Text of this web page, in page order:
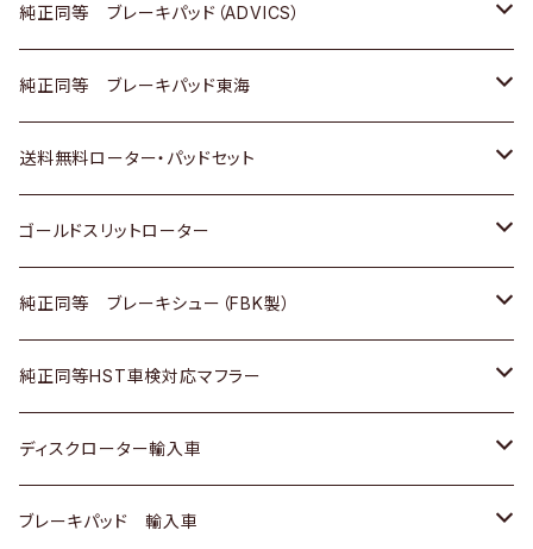
三菱
スバル
日野
三菱ふそう
ＢＭＷ
マツダ
三菱
日野
三菱ふそう
三菱
日野
三菱ふそう
その他
ダイハツ
マツダ
三菱
スバル
日産
いすゞ
ダイハツ
マツダ
三菱
スバル
いすゞ
ダイハツ
マツダ
三菱
ホンダ
スズキ
日産
ダイハツ
マツダ
三菱
スバル
トヨタ
ホンダ
スズキ
日産
いすゞ
ダイハツ
マツダ
三菱
純正同等 ブレーキパッド（ADVICS）
トヨタ
ホンダ
スズキ
日産
ダイハツ
マツダ
三菱
純正同等 ブレーキパッド東海
トヨタ
ホンダ
日産
いすゞ
ダイハツ
マツダ
送料無料ローター・パッドセット
トヨタ
ホンダ
スズキ
日産
ダイハツ
ゴールドスリットローター
トヨタ
ホンダ
スズキ
日産
純正同等 ブレーキシュー（FBK製）
ホンダ
スズキ
日産
純正同等HST車検対応マフラー
トヨタ
ホンダ
ディスクローター輸入車
ＡＵＤＩ
ブレーキパッド 輸入車